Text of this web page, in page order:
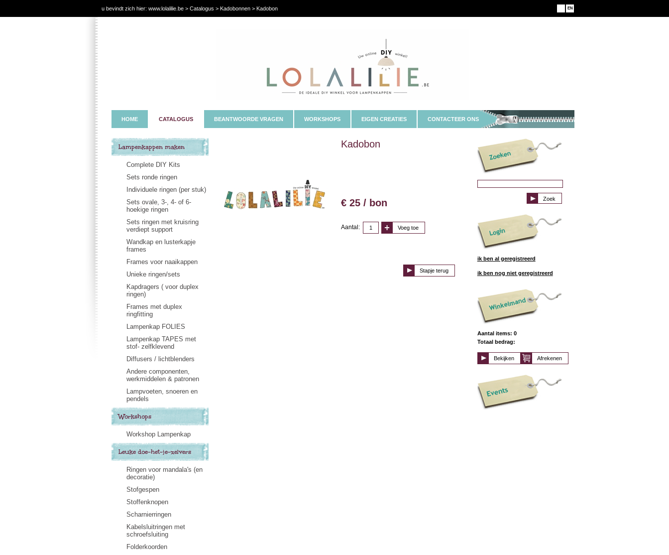
u bevindt zich hier: www.lolalilie.be > Catalogus > Kadobonnen > Kadobon EN
HOME CATALOGUS BEANTWOORDE VRAGEN WORKSHOPS EIGEN CREATIES CONTACTEER ONS
Lampenkappen maken
Complete DIY Kits
Sets ronde ringen
Individuele ringen (per stuk)
Sets ovale, 3-, 4- of 6-
hoekige ringen
Sets ringen met kruisring
verdiept support
Wandkap en lusterkapje
frames
Frames voor naaikappen
Unieke ringen/sets
Kapdragers ( voor duplex
ringen)
Frames met duplex
ringfitting
Lampenkap FOLIES
Lampenkap TAPES met
stof- zelfklevend
Diffusers / lichtblenders
Andere componenten,
werkmiddelen & patronen
Lampvoeten, snoeren en
pendels
Workshops
Workshop Lampenkap
Leuke doe-het-je-zelvers
Ringen voor mandala's (en
decoratie)
Stofgespen
Stoffenknopen
Scharnierringen
Kabelsluitringen met
schroefsluiting
Folderkoorden
Kadobon
€ 25 / bon
Aantal: Voeg toe
Stapje terug
ik ben al geregistreerd
ik ben nog niet geregistreerd
Aantal items: 0
Totaal bedrag:
Afrekenen
Bekijken